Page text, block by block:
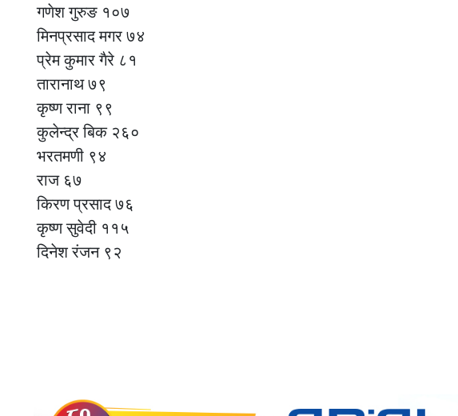
गणेश गुरुङ १०७
मिनप्रसाद मगर ७४
प्रेम कुमार गैरे ८१
तारानाथ ७९
कृष्ण राना ९९
कुलेन्द्र बिक २६०
भरतमणी ९४
राज ६७
किरण प्रसाद ७६
कृष्ण सुवेदी ११५
दिनेश रंजन ९२